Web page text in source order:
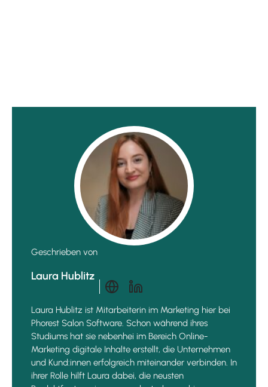
Geschrieben von
Laura Hublitz
Laura Hublitz ist Mitarbeiterin im Marketing hier bei
Phorest Salon Software. Schon während ihres
Studiums hat sie nebenhei im Bereich Online-
Marketing digitale Inhalte erstellt, die Unternehmen
und Kund:innen erfolgreich miteinander verbinden. In
ihrer Rolle hilft Laura dabei, die neusten